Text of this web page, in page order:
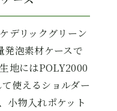
デリックグリーン
発泡素材ケースで
地にはPOLY2000
使えるショルダー
小物入れポケット